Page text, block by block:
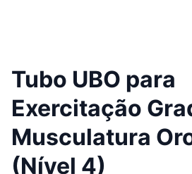
Tubo UBO para
Exercitação
Musculatura
(Nível 4)